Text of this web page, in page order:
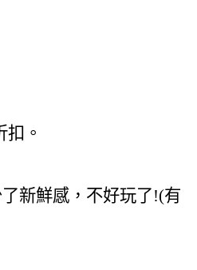
扣。
新鮮感，不好玩了!(有